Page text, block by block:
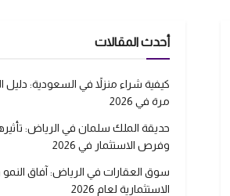
أحدث المقالات
كيفية شراء منزلاً في السعودية:
مرة في 2026
حديقة الملك سلمان في الرياض:
وفرص الاستثمار في 2026
سوق العقارات في الرياض: آفاق
الاستثمارية لعام 2026